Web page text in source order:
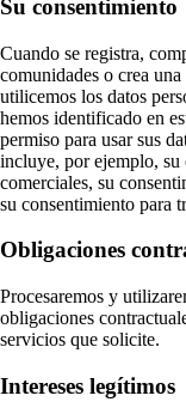
Su consentimiento
Cuando se registra,
comunidades o crea
utilicemos los datos
hemos identificado en
permiso para usar sus
incluye, por ejemplo, su
comerciales, su
su consentimiento para
Obligaciones
Procesaremos y
obligaciones
servicios que solicite.
Intereses legítimos